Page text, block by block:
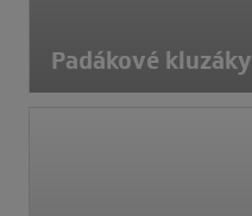
Padákové kluzáky